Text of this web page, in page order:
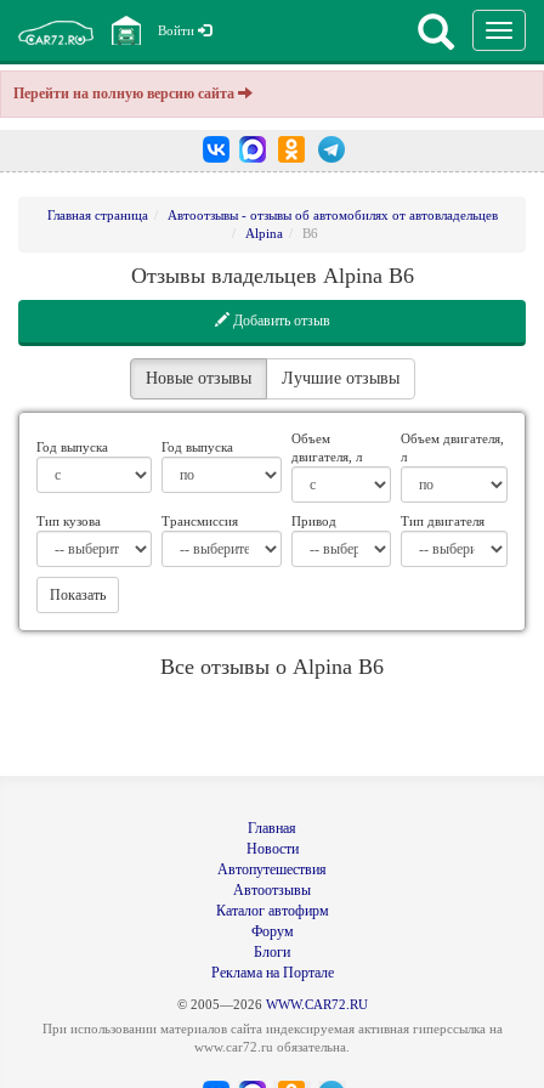
Перейти на полную версию сайта
Войти
Главная страница
Автоотзывы - отзывы об автомобилях от автовладельцев
Alpina
B6
Отзывы владельцев Alpina B6
Добавить отзыв
Новые отзывы Лучшие отзывы
Год выпуска Год выпуска
Объем
двигателя, л
Объем двигателя,
л
Тип кузова Трансмиссия Привод Тип двигателя
Показать
Все отзывы о Alpina B6
Главная
Новости
Автопутешествия
Автоотзывы
Каталог автофирм
Форум
Блоги
Реклама на Портале
© 2005—2026 WWW.CAR72.RU
При использовании материалов сайта индексируемая активная гиперссылка на
www.car72.ru обязательна.